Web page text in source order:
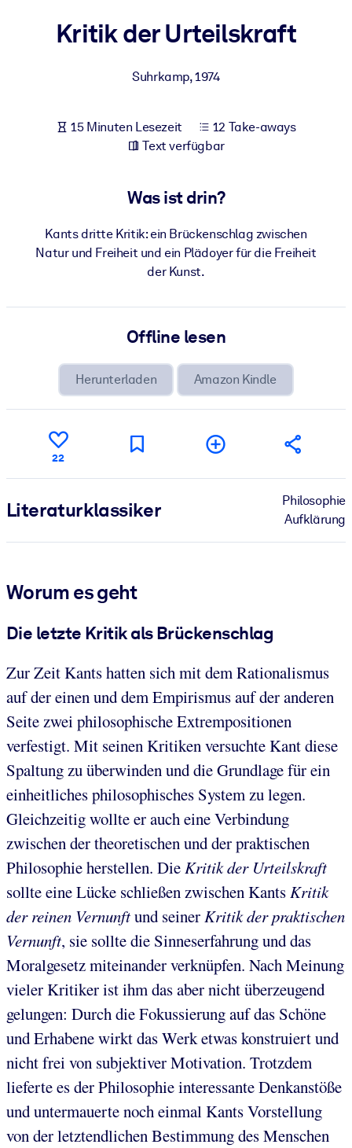
Bauen Sie eine gesunde und resiliente Belegschaft auf.
Integrieren Sie kompaktes, verifiziertes Wissen in Ihr LMS/LXP für
bessere Lernergebnisse.
Bereichern Sie Ihre Unternehmensbibliothek mit
Für KI-Systeme
Nutzen Sie verlässliches, strukturiertes Wissen, um die Ergebnisse
Kritik der Urteilskraft
Suhrkamp,1974
15 Minuten Lesezeit
12 Take-aways
Text verfügbar
Was ist drin?
Kants dritte Kritik: ein Brückenschlag zwischen
Natur und Freiheit und ein Plädoyer für die Freiheit
der Kunst.
Offline lesen
Herunterladen Amazon Kindle
22
Literatur­klassiker
Philosophie
Aufklärung
Worum es geht
Die letzte Kritik als Brückenschlag
Zur Zeit Kants hatten sich mit dem Rationalismus
auf der einen und dem Empirismus auf der anderen
Seite zwei philosophische Extrempositionen
verfestigt. Mit seinen Kritiken versuchte Kant diese
Spaltung zu überwinden und die Grundlage für ein
einheitliches philosophisches System zu legen.
Gleichzeitig wollte er auch eine Verbindung
zwischen der theoretischen und der praktischen
Philosophie herstellen. DieKritik der Urteilskraft
sollte eine Lücke schließen zwischen KantsKritik
der reinen Vernunftund seinerKritik der praktischen
Vernunft, sie sollte die Sinneserfahrung und das
Moralgesetz miteinander verknüpfen. Nach Meinung
vieler Kritiker ist ihm das aber nicht überzeugend
gelungen: Durch die Fokussierung auf das Schöne
und Erhabene wirkt das Werk etwas konstruiert und
nicht frei von subjektiver Motivation. Trotzdem
lieferte es der Philosophie interessante Denkanstöße
und untermauerte noch einmal Kants Vorstellung
von der letztendlichen Bestimmung des Menschen